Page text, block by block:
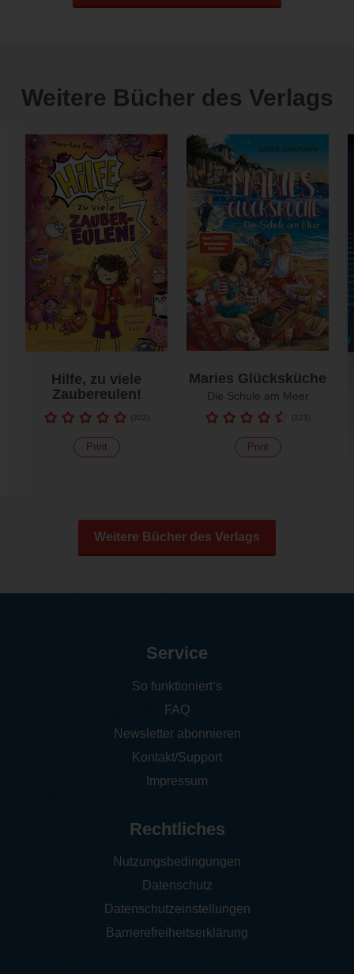
Weitere Bücher des Verlags
Hilfe, zu viele
Zaubereulen!
(202)
Print
Maries Glücksküche
Die Schule am Meer
(223)
Print
Weitere Bücher des Verlags
Service
So funktioniert‘s
FAQ
Newsletter abonnieren
Kontakt/Support
Impressum
Rechtliches
Nutzungsbedingungen
Datenschutz
Datenschutzeinstellungen
Barrierefreiheitserklärung